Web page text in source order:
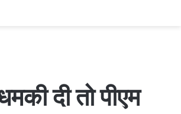
दी तो पीएम